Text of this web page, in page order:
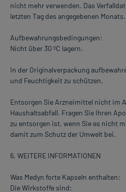
nicht mehr verwenden. Das
letzten Tag des angegebenen Monats.
Aufbewahrungsbedingungen:
Nicht über 30 ºC lagern.
In der Originalverpackung
und Feuchtigkeit zu schützen.
Entsorgen Sie Arzneimittel nicht im
Haushaltsabfall. Fragen Sie Ihren
zu entsorgen ist, wenn Sie es nicht
damit zum Schutz der Umwelt bei.
6. WEITERE INFORMATIONEN
Was Medyn forte Kapseln enthalten:
Die Wirkstoffe sind: